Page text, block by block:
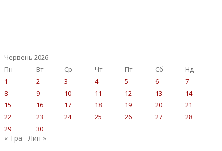
Червень 2026
Пн
Вт Ср Чт Пт Сб
Нд
1
2 3 4 5 6
7
8
9 10 11 12 13
14
15
16 17 18 19 20
21
22
23 24 25 26 27
28
29
30
« Тра Лип »